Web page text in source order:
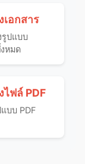
เอกสาร
รูปแบบ
หมด
ไฟล์ PDF
บบ PDF